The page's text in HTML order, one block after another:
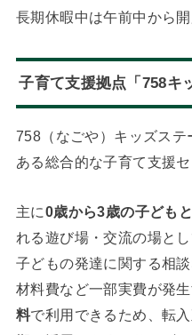
長期休暇中は午前中から
子育て支援拠点「758キ
758（なごや）キッズステ
ある総合的な子育て支援セ
主に0歳から3歳の子ども
れる遊び場・交流の場と
子どもの発達に関する相
材料費など一部実費が発
料で利用できるため、転